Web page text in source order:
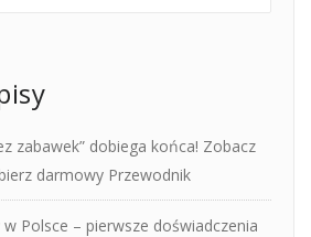
zabawek” dobiega końca! Zobacz
darmowy Przewodnik
Polsce – pierwsze doświadczenia